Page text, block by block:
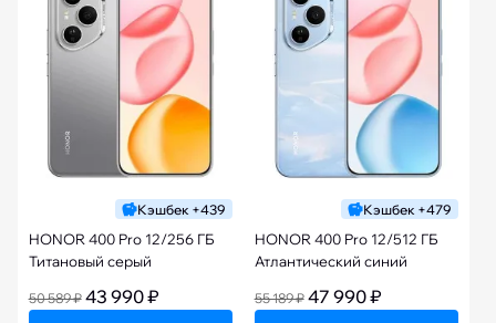
Кэшбек +439
HONOR 400 Pro 12/256 ГБ
Титановый серый
50 589 ₽ 43 990 ₽
Кэшбек +479
HONOR 400 Pro 12/512 ГБ
Атлантический синий
55 189 ₽ 47 990 ₽